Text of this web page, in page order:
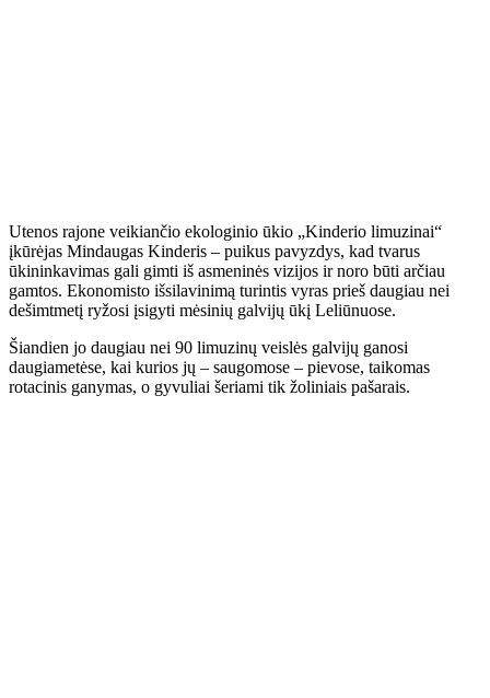
Utenos rajone veikiančio ekologinio ūkio „Kinderio limuzinai“
įkūrėjas Mindaugas Kinderis – puikus pavyzdys, kad tvarus
ūkininkavimas gali gimti iš asmeninės vizijos ir noro būti arčiau
gamtos. Ekonomisto išsilavinimą turintis vyras prieš daugiau nei
dešimtmetį ryžosi įsigyti mėsinių galvijų ūkį Leliūnuose.
Šiandien jo daugiau nei 90 limuzinų veislės galvijų ganosi
daugiametėse, kai kurios jų – saugomose – pievose, taikomas
rotacinis ganymas, o gyvuliai šeriami tik žoliniais pašarais.